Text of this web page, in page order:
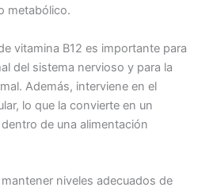
metabólico.
vitamina B12 es importante para
del sistema nervioso y para la
Además, interviene en el
lo que la convierte en un
de una alimentación
niveles adecuados de